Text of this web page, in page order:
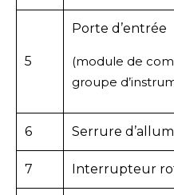
5
Porte d’entrée
(module de
groupe
6 Serrure
7 Interrupteur